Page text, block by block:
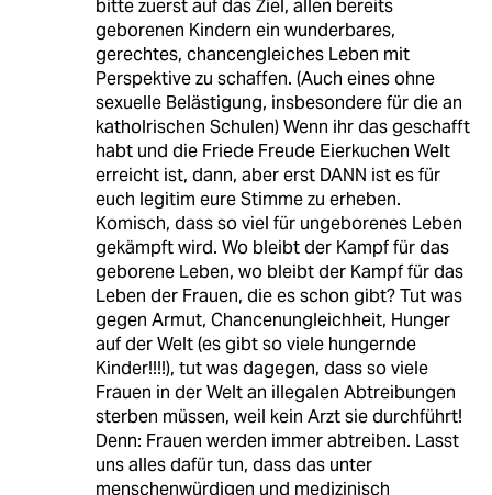
bitte zuerst auf das Ziel, allen bereits
geborenen Kindern ein wunderbares,
gerechtes, chancengleiches Leben mit
Perspektive zu schaffen. (Auch eines ohne
sexuelle Belästigung, insbesondere für die an
katholrischen Schulen) Wenn ihr das geschafft
habt und die Friede Freude Eierkuchen Welt
erreicht ist, dann, aber erst DANN ist es für
euch legitim eure Stimme zu erheben.
Komisch, dass so viel für ungeborenes Leben
gekämpft wird. Wo bleibt der Kampf für das
geborene Leben, wo bleibt der Kampf für das
Leben der Frauen, die es schon gibt? Tut was
gegen Armut, Chancenungleichheit, Hunger
auf der Welt (es gibt so viele hungernde
Kinder!!!!), tut was dagegen, dass so viele
Frauen in der Welt an illegalen Abtreibungen
sterben müssen, weil kein Arzt sie durchführt!
Denn: Frauen werden immer abtreiben. Lasst
uns alles dafür tun, dass das unter
menschenwürdigen und medizinisch